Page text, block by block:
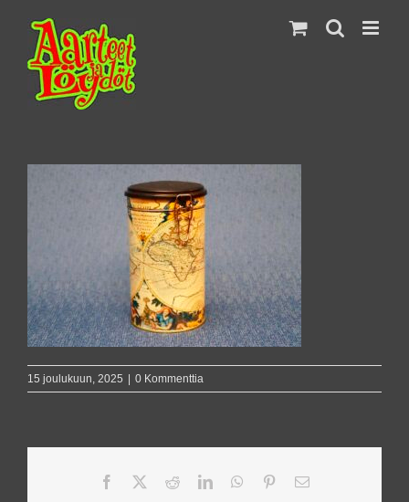
content
15 joulukuun, 2025 0 Kommenttia
Facebook RedditLinkedInWhatsApp
PinterestSähköposti